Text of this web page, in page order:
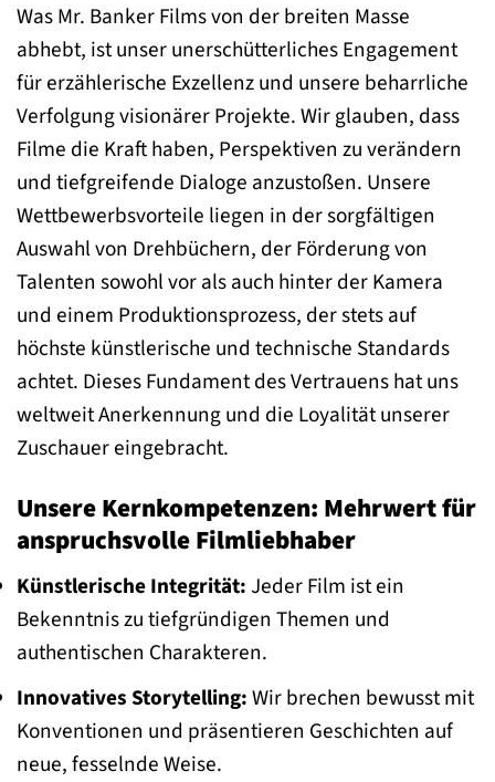
Was Mr. Banker Films von der breiten Masse
abhebt, ist unser unerschütterliches Engagement
für erzählerische Exzellenz und unsere beharrliche
Verfolgung visionärer Projekte. Wir glauben, dass
Filme die Kraft haben, Perspektiven zu verändern
und tiefgreifende Dialoge anzustoßen. Unsere
Wettbewerbsvorteile liegen in der sorgfältigen
Auswahl von Drehbüchern, der Förderung von
Talenten sowohl vor als auch hinter der Kamera
und einem Produktionsprozess, der stets auf
höchste künstlerische und technische Standards
achtet. Dieses Fundament des Vertrauens hat uns
weltweit Anerkennung und die Loyalität unserer
Zuschauer eingebracht.
Unsere Kernkompetenzen: Mehrwert für
anspruchsvolle Filmliebhaber
Künstlerische Integrität:Jeder Film ist ein
Bekenntnis zu tiefgründigen Themen und
authentischen Charakteren.
Innovatives Storytelling:Wir brechen bewusst mit
Konventionen und präsentieren Geschichten auf
neue, fesselnde Weise.